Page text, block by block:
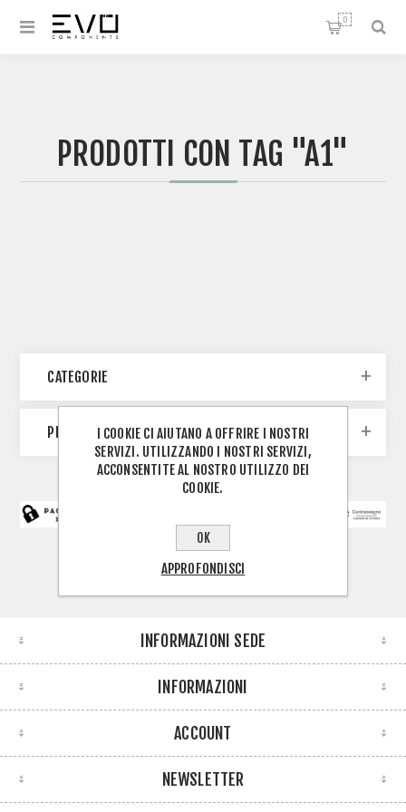
0
PRODOTTI CON TAG "A1"
CATEGORIE
PRODUTTORI
INFORMAZIONI SEDE
INFORMAZIONI
ACCOUNT
NEWSLETTER
I COOKIE CI AIUTANO A OFFRIRE I NOSTRI
SERVIZI. UTILIZZANDO I NOSTRI SERVIZI,
ACCONSENTITE AL NOSTRO UTILIZZO DEI
COOKIE.
OK
APPROFONDISCI